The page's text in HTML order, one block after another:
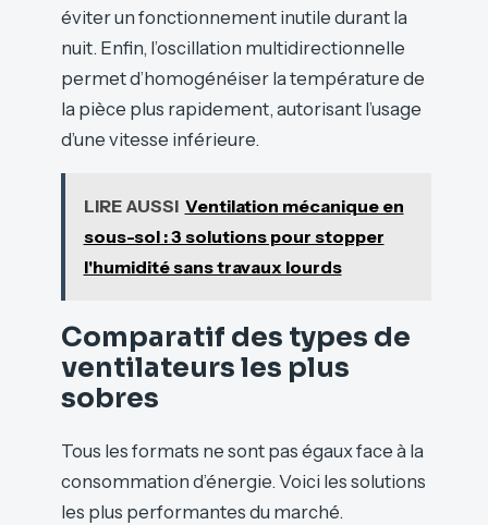
éviter un fonctionnement inutile durant la
nuit. Enfin, l’oscillation multidirectionnelle
permet d’homogénéiser la température de
la pièce plus rapidement, autorisant l’usage
d’une vitesse inférieure.
LIRE AUSSI Ventilation mécanique en
sous-sol : 3 solutions pour stopper
l'humidité sans travaux lourds
Comparatif des types de
ventilateurs les plus
sobres
Tous les formats ne sont pas égaux face à la
consommation d’énergie. Voici les solutions
les plus performantes du marché.